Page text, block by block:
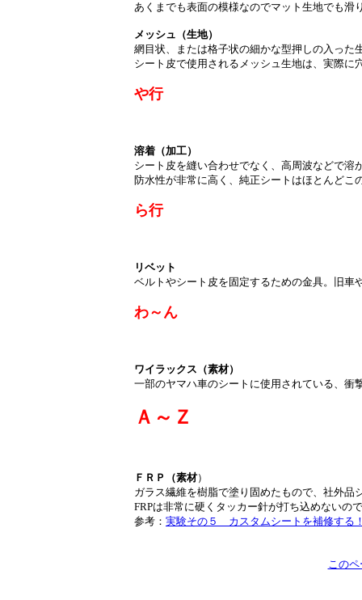
あくまでも表面の模様なのでマット生地でも滑
メッシュ（生地）
網目状、または格子状の細かな型押しの入った
シート皮で使用されるメッシュ生地は、実際に
や行
溶着（加工）
シート皮を縫い合わせでなく、高周波などで溶
防水性が非常に高く、純正シートはほとんどこ
ら行
リベット
ベルトやシート皮を固定するための金具。旧車
わ～ん
ワイラックス（素材）
一部のヤマハ車のシートに使用されている、衝
Ａ～Ｚ
ＦＲＰ（素材）
ガラス繊維を樹脂で塗り固めたもので、社外品
FRPは非常に硬くタッカー針が打ち込めないの
参考： 実験その５ カスタムシートを補修する
この